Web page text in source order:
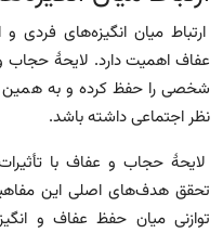
ارتباط میان انگیزه‌های
عفاف اهمیت دارد. لایحهٔ حجاب و
شخصی را حفظ کرده و به همین
نظر اجتماعی داشته باشد.
لایحهٔ حجاب و عفاف با
تحقق هدف‌های اصلی این
توازنی میان حفظ عفاف و